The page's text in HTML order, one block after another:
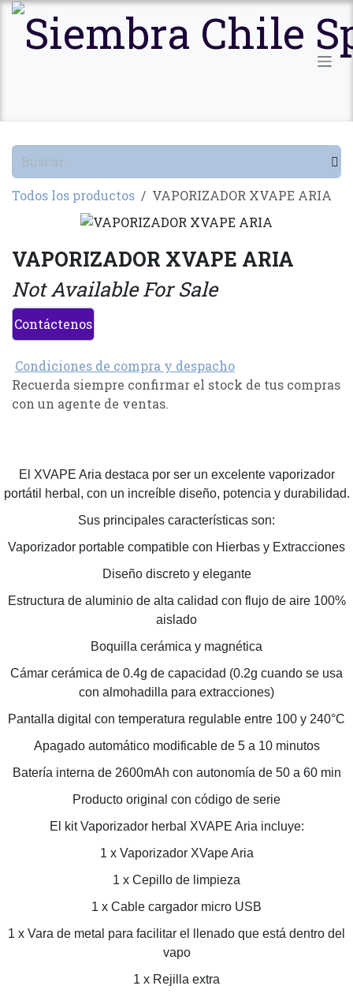
Ir al contenido
Todos los productos VAPORIZADOR XVAPE ARIA
VAPORIZADOR XVAPE ARIA
Not Available For Sale
Contáctenos
Condiciones de compra y despacho
Recuerda siempre confirmar el stock de tus compras
con un agente de ventas.
El XVAPE Aria destaca por ser un excelente vaporizador
portátil herbal, con un increíble diseño, potencia y durabilidad.
Sus principales características son:
Vaporizador portable compatible con Hierbas y Extracciones
Diseño discreto y elegante
Estructura de aluminio de alta calidad con flujo de aire 100%
aislado
Boquilla cerámica y magnética
Cámar cerámica de 0.4g de capacidad (0.2g cuando se usa
con almohadilla para extracciones)
Pantalla digital con temperatura regulable entre 100 y 240°C
Apagado automático modificable de 5 a 10 minutos
Batería interna de 2600mAh con autonomía de 50 a 60 min
Producto original con código de serie
El kit Vaporizador herbal XVAPE Aria incluye:
1 x Vaporizador XVape Aria
1 x Cepillo de limpieza
1 x Cable cargador micro USB
1 x Vara de metal para facilitar el llenado que está dentro del
vapo
1 x Rejilla extra